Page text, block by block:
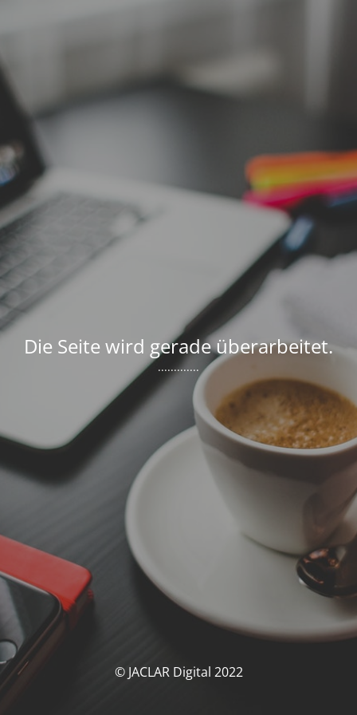
Die Seite wird gerade überarbeitet.
.............
© JACLAR Digital 2022